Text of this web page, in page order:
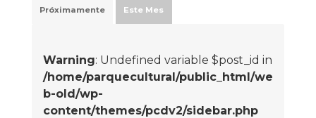
Próximamente Este Mes
Warning: Undefined variable $post_id in
/home/parquecultural/public_html/we
b-old/wp-
content/themes/pcdv2/sidebar.php